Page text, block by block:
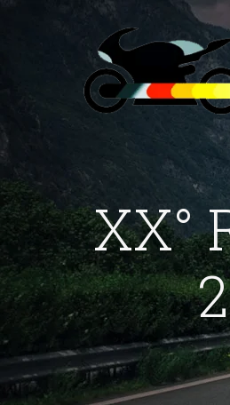
XX°